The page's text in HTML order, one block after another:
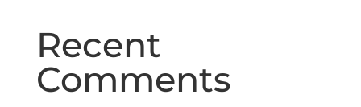
Recent
Comments